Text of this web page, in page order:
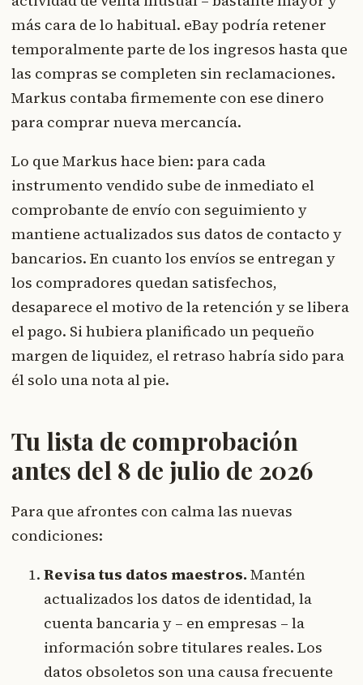
más cara de lo habitual. eBay podría retener
temporalmente parte de los ingresos hasta que
las compras se completen sin reclamaciones.
Markus contaba firmemente con ese dinero
para comprar nueva mercancía.
Lo que Markus hace bien: para cada
instrumento vendido sube de inmediato el
comprobante de envío con seguimiento y
mantiene actualizados sus datos de contacto y
bancarios. En cuanto los envíos se entregan y
los compradores quedan satisfechos,
desaparece el motivo de la retención y se libera
el pago. Si hubiera planificado un pequeño
margen de liquidez, el retraso habría sido para
él solo una nota al pie.
Tu lista de comprobación
antes del 8 de julio de 2026
Para que afrontes con calma las nuevas
condiciones:
Revisa tus datos maestros. Mantén
actualizados los datos de identidad, la
cuenta bancaria y – en empresas – la
información sobre titulares reales. Los
datos obsoletos son una causa frecuente